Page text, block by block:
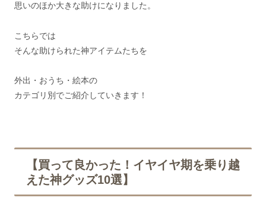
思いのほか大きな助けになりました。
こちらでは
そんな助けられた神アイテムたちを
外出・おうち・絵本の
カテゴリ別でご紹介していきます！
【買って良かった！イヤイヤ期を乗り越
えた神グッズ10選】